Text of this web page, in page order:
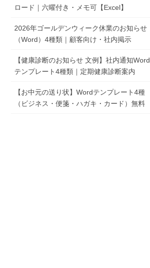
ロード｜六曜付き・メモ可【Excel】
2026年ゴールデンウィーク休業のお知らせ
（Word）4種類｜顧客向け・社内掲示
【健康診断のお知らせ 文例】社内通知Word
テンプレート4種類｜定期健康診断案内
【お中元の送り状】Wordテンプレート4種
（ビジネス・便箋・ハガキ・カード）無料